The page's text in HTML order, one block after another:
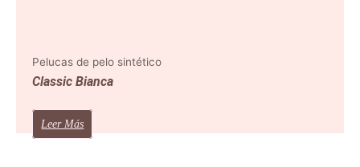
Pelucas de pelo sintético
Classic Bianca
Leer Más